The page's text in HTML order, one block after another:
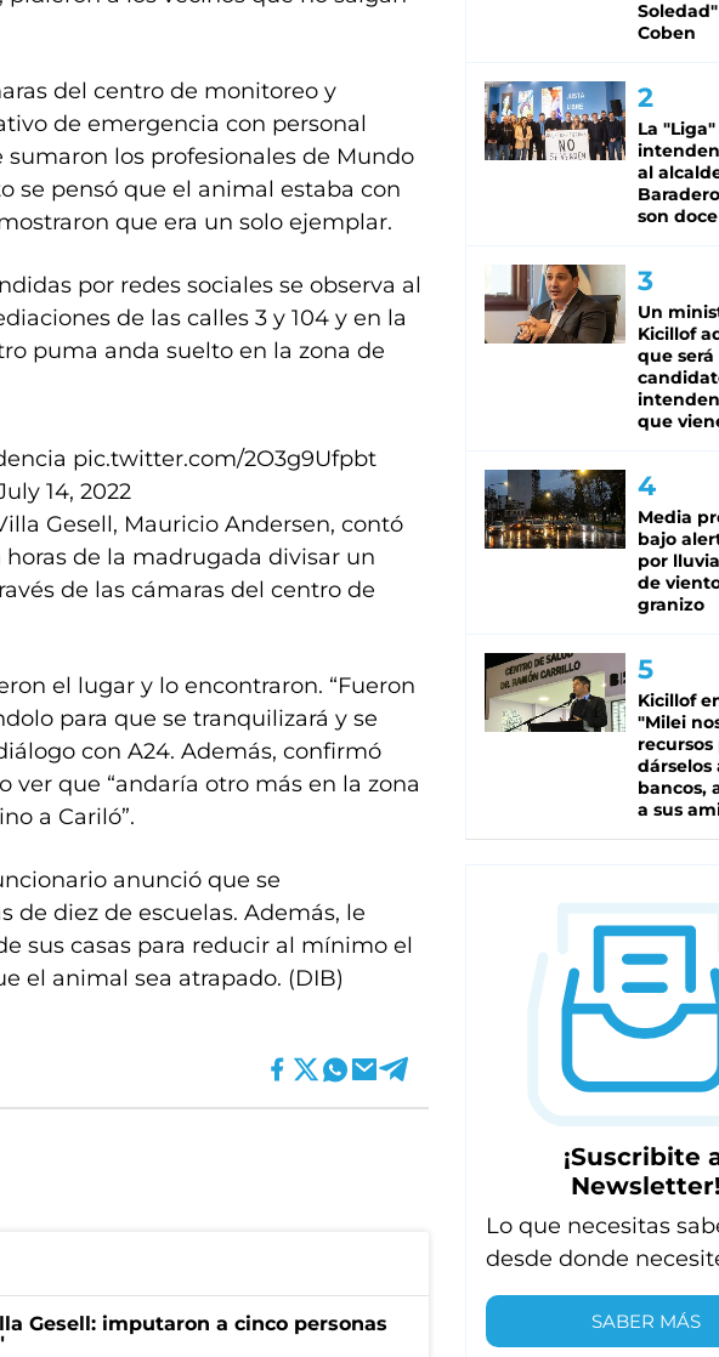
del centro de monitoreo y
de emergencia con personal
los profesionales de Mundo
se pensó que el animal estaba con
que era un solo ejemplar.
por redes sociales se observa al
de las calles 3 y 104 y en la
puma anda suelto en la zona de
pic.twitter.com/2O3g9Ufpbt
14, 2022
Gesell, Mauricio Andersen, contó
de la madrugada divisar un
de las cámaras del centro de
el lugar y lo encontraron. “Fueron
para que se tranquilizará y se
con A24. Además, confirmó
ver que “andaría otro más en la zona
a Cariló”.
anunció que se
de diez de escuelas. Además, le
sus casas para reducir al mínimo el
el animal sea atrapado. (DIB)
Gesell: imputaron a cinco personas
Coben
La
al
son doce
Un
Kicillof
que será
que
Media
bajo
por
de
granizo
Kicillof
"Milei
recursos
dárselos
bancos,
a sus
¡Suscribite
Newsletter!
Lo que necesitas
desde donde
SABER MÁS